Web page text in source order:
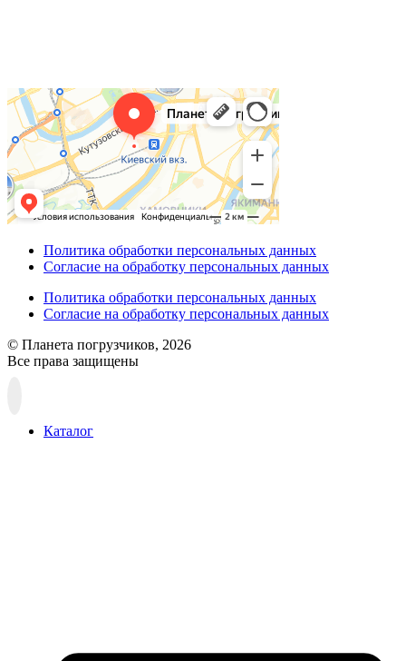
Политика обработки персональных данных
Согласие на обработку персональных данных
Политика обработки персональных данных
Согласие на обработку персональных данных
© Планета погрузчиков, 2026
Все права защищены
Каталог